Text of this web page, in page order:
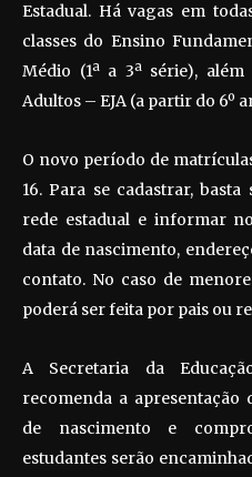
Estadual. Há vagas em
classes do Ensino
Médio (1ª a 3ª série),
Adultos – EJA (a partir do 6º
O novo período de
16. Para se cadastrar,
rede estadual e informar
data de nascimento,
contato. No caso de
poderá ser feita por pais ou
A Secretaria da
recomenda a apresentação
de nascimento e
estudantes serão